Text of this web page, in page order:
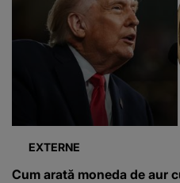
EXTERNE
Cum arată moneda de aur